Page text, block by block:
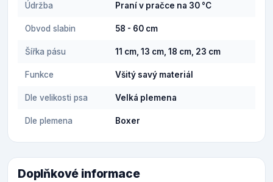
Údržba Praní v pračce na 30 °C
Obvod slabin 58 - 60 cm
Šířka pásu 11 cm, 13 cm, 18 cm, 23 cm
Funkce Všitý savý materiál
Dle velikosti psa Velká plemena
Dle plemena Boxer
Doplňkové informace